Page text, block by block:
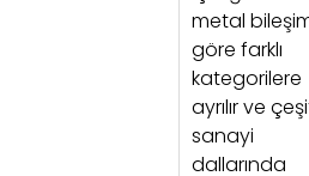
metal
göre farklı
kategorilere
ayrılır ve
sanayi
dallarında